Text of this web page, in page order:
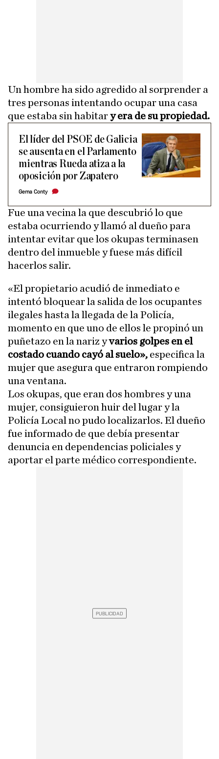
Un hombre ha sido agredido al sorprender a
tres personas intentando ocupar una casa
que estaba sin habitary era de su propiedad.
El líder del PSOE de Galicia
se ausenta en el Parlamento
mientras Rueda atiza a la
oposición por Zapatero
Gema Conty
Fue una vecina la que descubrió lo que
estaba ocurriendo y llamó al dueño para
intentar evitar que los okupas terminasen
dentro del inmueble y fuese más difícil
hacerlos salir.
«El propietario acudió de inmediato e
intentó bloquear la salida de los ocupantes
ilegales hasta la llegada de la Policía,
momento en que uno de ellos le propinó un
puñetazo en la nariz yvarios golpes en el
costado cuando cayó al suelo», especifica la
mujer que asegura que entraron rompiendo
una ventana.
Los okupas, que eran dos hombres y una
mujer, consiguieron huir del lugar y la
Policía Local no pudo localizarlos. El dueño
fue informado de que debía presentar
denuncia en dependencias policiales y
aportar el parte médico correspondiente.